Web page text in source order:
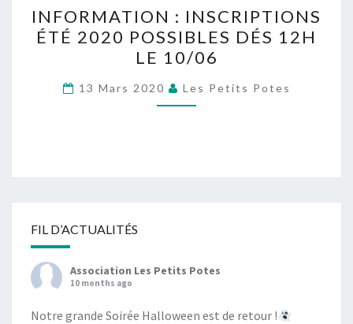
:
INSCRIPTIONS
ÉTÉ
2020
POSSIBLES
INFORMATION : INSCRIPTIONS
ÉTÉ 2020 POSSIBLES DÉS 12H
LE 10/06
13 Mars 2020 Les Petits Potes
FIL D’ACTUALITÉS
Association Les Petits Potes
10 months ago
Notre grande Soirée Halloween est de retour !